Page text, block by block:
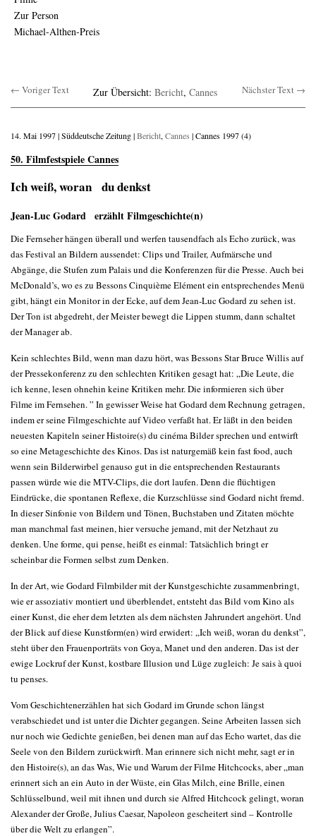
Zur Person
Michael-Althen-Preis
← Voriger Text Zur Übersicht: Bericht, Cannes Nächster Text →
14. Mai 1997 | Süddeutsche Zeitung |Bericht, Cannes | Cannes 1997 (4)
50. Filmfestspiele Cannes
Ich weiß, woran du denkst
Jean-Luc Godard erzählt Filmgeschichte(n)
Die Fernseher hängen überall und werfen tausendfach als Echo zurück, was
das Festival an Bildern aussendet: Clips und Trailer, Aufmärsche und
Abgänge, die Stufen zum Palais und die Konferenzen für die Presse. Auch bei
McDonald’s, wo es zu Bessons Cinquième Elément ein entsprechendes Menü
gibt, hängt ein Monitor in der Ecke, auf dem Jean-Luc Godard zu sehen ist.
Der Ton ist abgedreht, der Meister bewegt die Lippen stumm, dann schaltet
der Manager ab.
Kein schlechtes Bild, wenn man dazu hört, was Bessons Star Bruce Willis auf
der Pressekonferenz zu den schlechten Kritiken gesagt hat: „Die Leute, die
ich kenne, lesen ohnehin keine Kritiken mehr. Die informieren sich über
Filme im Fernsehen. ” In gewisser Weise hat Godard dem Rechnung getragen,
indem er seine Filmgeschichte auf Video verfaßt hat. Er läßt in den beiden
neuesten Kapiteln seiner Histoire(s) du cinéma Bilder sprechen und entwirft
so eine Metageschichte des Kinos. Das ist naturgemäß kein fast food, auch
wenn sein Bilderwirbel genauso gut in die entsprechenden Restaurants
passen würde wie die MTV-Clips, die dort laufen. Denn die flüchtigen
Eindrücke, die spontanen Reflexe, die Kurzschlüsse sind Godard nicht fremd.
In dieser Sinfonie von Bildern und Tönen, Buchstaben und Zitaten möchte
man manchmal fast meinen, hier versuche jemand, mit der Netzhaut zu
denken. Une forme, qui pense, heißt es einmal: Tatsächlich bringt er
scheinbar die Formen selbst zum Denken.
In der Art, wie Godard Filmbilder mit der Kunstgeschichte zusammenbringt,
wie er assoziativ montiert und überblendet, entsteht das Bild vom Kino als
einer Kunst, die eher dem letzten als dem nächsten Jahrundert angehört. Und
der Blick auf diese Kunstform(en) wird erwidert: „Ich weiß, woran du denkst”,
steht über den Frauenporträts von Goya, Manet und den anderen. Das ist der
ewige Lockruf der Kunst, kostbare Illusion und Lüge zugleich: Je sais à quoi
tu penses.
Vom Geschichtenerzählen hat sich Godard im Grunde schon längst
verabschiedet und ist unter die Dichter gegangen. Seine Arbeiten lassen sich
nur noch wie Gedichte genießen, bei denen man auf das Echo wartet, das die
Seele von den Bildern zurückwirft. Man erinnere sich nicht mehr, sagt er in
den Histoire(s), an das Was, Wie und Warum der Filme Hitchcocks, aber „man
erinnert sich an ein Auto in der Wüste, ein Glas Milch, eine Brille, einen
Schlüsselbund, weil mit ihnen und durch sie Alfred Hitchcock gelingt, woran
Alexander der Große, Julius Caesar, Napoleon gescheitert sind – Kontrolle
über die Welt zu erlangen”.